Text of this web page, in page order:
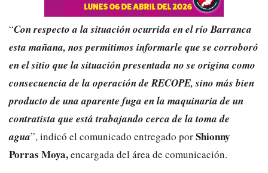
“Con respecto a la situación ocurrida en el río Barranca
esta mañana, nos permitimos informarle que se corroboró
en el sitio que la situación presentada no se origina como
consecuencia de la operación de RECOPE, sino más bien
producto de una aparente fuga en la maquinaria de un
contratista que está trabajando cerca de la toma de
agua”, indicó el comunicado entregado porShionny
Porras Moya,encargada del área de comunicación.